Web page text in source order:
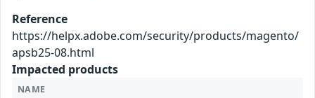
Reference
https://helpx.adobe.com/security/products/magento/
apsb25-08.html
Impacted products
NAME